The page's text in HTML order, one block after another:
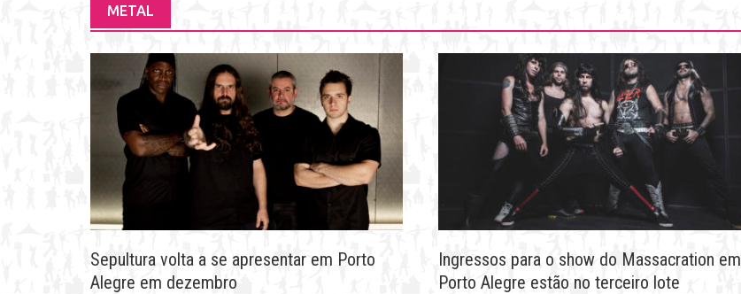
METAL
Sepultura volta a se apresentar em Porto
Alegre em dezembro
Ingressos para o show do Massacration em
Porto Alegre estão no terceiro lote